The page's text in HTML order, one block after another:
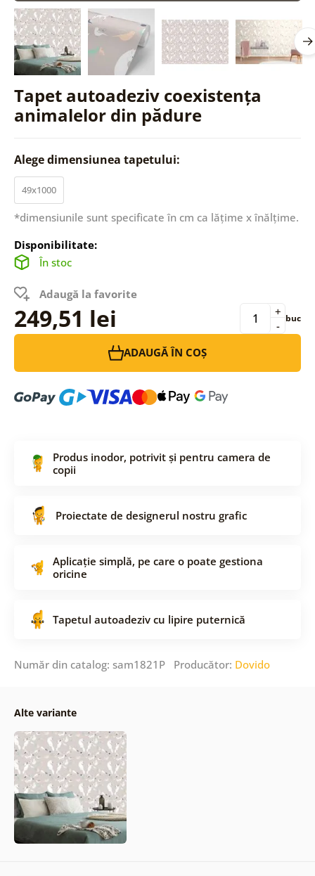
Tapet autoadeziv coexistența
animalelor din pădure
Alege dimensiunea tapetului:
49x1000
*dimensiunile sunt specificate în cm ca lățime x înălțime.
Disponibilitate:
În stoc
Adaugă la favorite
249,51 lei -
+ buc
ADAUGĂ ÎN COȘ
Produs inodor, potrivit și pentru camera de
copii
Proiectate de designerul nostru grafic
Aplicație simplă, pe care o poate gestiona
oricine
Tapetul autoadeziv cu lipire puternică
Număr din catalog: sam1821P Producător: Dovido
Alte variante